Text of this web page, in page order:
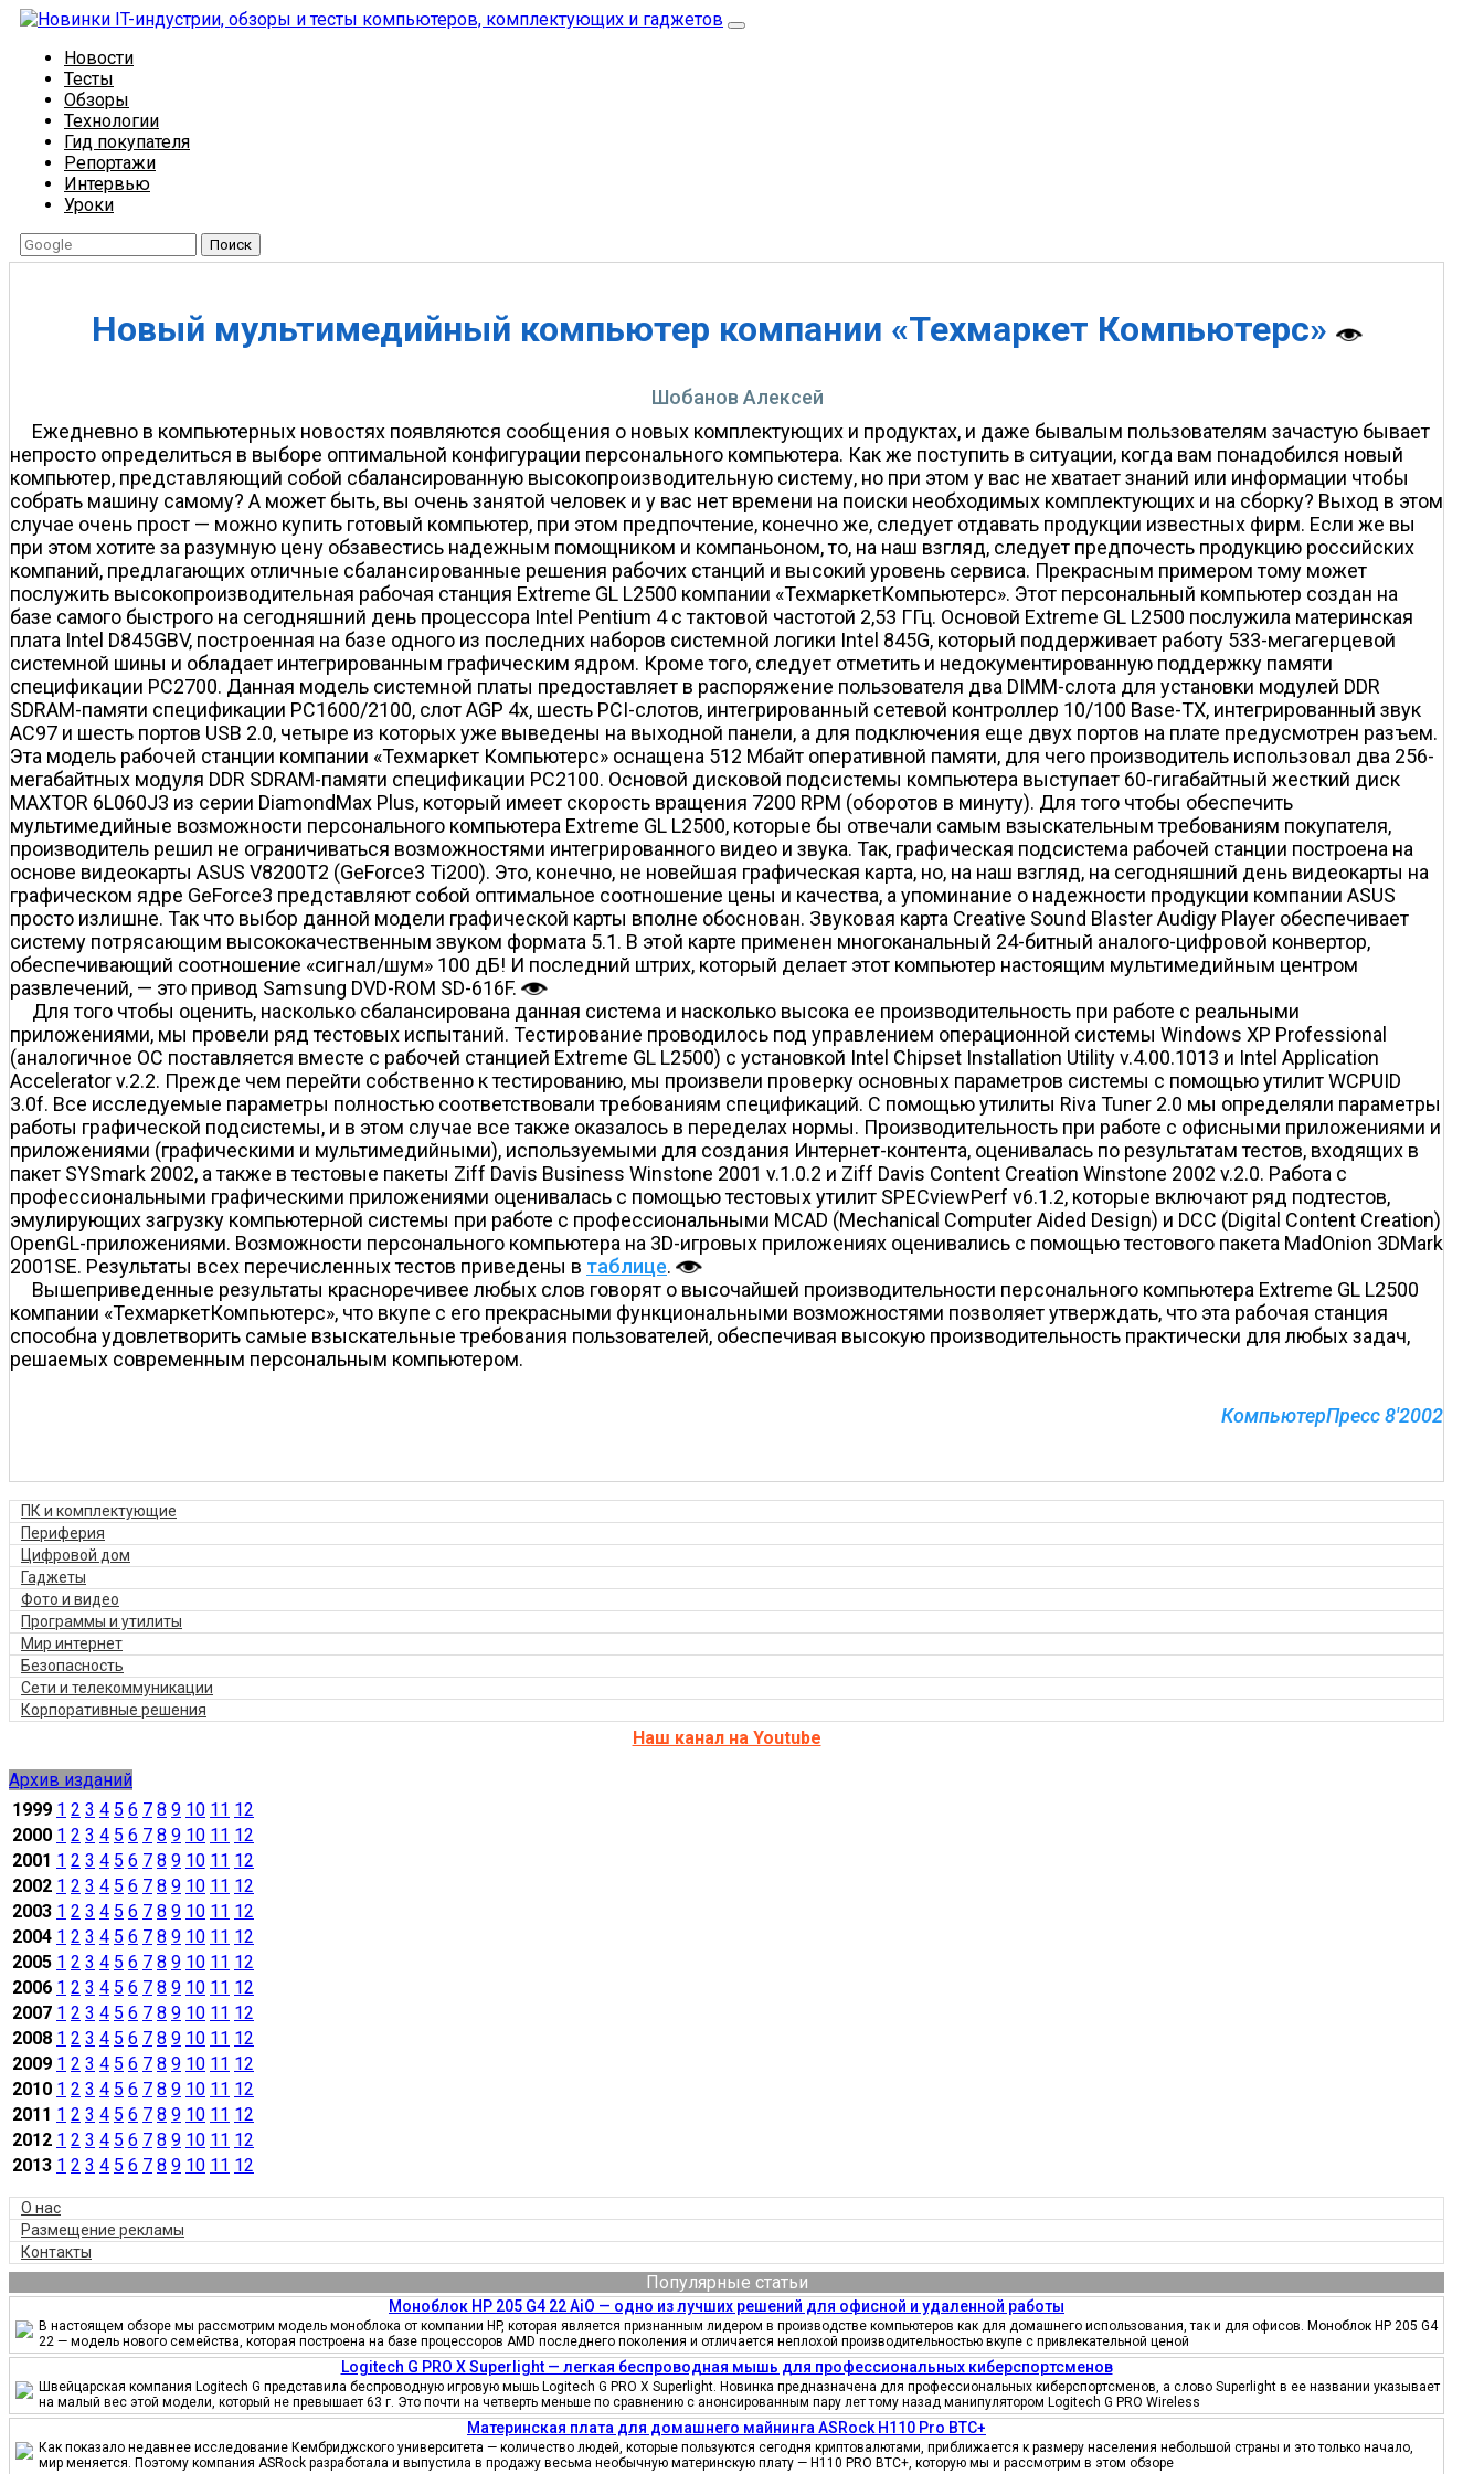
Новости
Тесты
Обзоры
Технологии
Гид покупателя
Репортажи
Интервью
Уроки
Поиск
Новый мультимедийный компьютер компании «Техмаркет Компьютерс»
Шобанов Алексей
Ежедневно в компьютерных новостях появляются сообщения о новых комплектующих и продуктах, и даже бывалым пользователям зачастую бывает
непросто определиться в выборе оптимальной конфигурации персонального компьютера. Как же поступить в ситуации, когда вам понадобился новый
компьютер, представляющий собой сбалансированную высокопроизводительную систему, но при этом у вас не хватает знаний или информации чтобы
собрать машину самому? А может быть, вы очень занятой человек и у вас нет времени на поиски необходимых комплектующих и на сборку? Выход в этом
случае очень прост — можно купить готовый компьютер, при этом предпочтение, конечно же, следует отдавать продукции известных фирм. Если же вы
при этом хотите за разумную цену обзавестись надежным помощником и компаньоном, то, на наш взгляд, следует предпочесть продукцию российских
компаний, предлагающих отличные сбалансированные решения рабочих станций и высокий уровень сервиса. Прекрасным примером тому может
послужить высокопроизводительная рабочая станция Extreme GL L2500 компании «ТехмаркетКомпьютерс». Этот персональный компьютер создан на
базе самого быстрого на сегодняшний день процессора Intel Pentium 4 с тактовой частотой 2,53 ГГц. Основой Extreme GL L2500 послужила материнская
плата Intel D845GBV, построенная на базе одного из последних наборов системной логики Intel 845G, который поддерживает работу 533-мегагерцевой
системной шины и обладает интегрированным графическим ядром. Кроме того, следует отметить и недокументированную поддержку памяти
спецификации PC2700. Данная модель системной платы предоставляет в распоряжение пользователя два DIMM-слота для установки модулей DDR
SDRAM-памяти спецификации PC1600/2100, слот AGP 4x, шесть PCI-слотов, интегрированный сетевой контроллер 10/100 Base-TX, интегрированный звук
AC97 и шесть портов USB 2.0, четыре из которых уже выведены на выходной панели, а для подключения еще двух портов на плате предусмотрен разъем.
Эта модель рабочей станции компании «Техмаркет Компьютерс» оснащена 512 Мбайт оперативной памяти, для чего производитель использовал два 256-
мегабайтных модуля DDR SDRAM-памяти спецификации PC2100. Основой дисковой подсистемы компьютера выступает 60-гигабайтный жесткий диск
MAXTOR 6L060J3 из серии DiamondMax Plus, который имеет скорость вращения 7200 RPM (оборотов в минуту). Для того чтобы обеспечить
мультимедийные возможности персонального компьютера Extreme GL L2500, которые бы отвечали самым взыскательным требованиям покупателя,
производитель решил не ограничиваться возможностями интегрированного видео и звука. Так, графическая подсистема рабочей станции построена на
основе видеокарты ASUS V8200T2 (GeForce3 Ti200). Это, конечно, не новейшая графическая карта, но, на наш взгляд, на сегодняшний день видеокарты на
графическом ядре GeForce3 представляют собой оптимальное соотношение цены и качества, а упоминание о надежности продукции компании ASUS
просто излишне. Так что выбор данной модели графической карты вполне обоснован. Звуковая карта Creative Sound Blaster Audigy Player обеспечивает
систему потрясающим высококачественным звуком формата 5.1. В этой карте применен многоканальный 24-битный аналого-цифровой конвертор,
обеспечивающий соотношение «сигнал/шум» 100 дБ! И последний штрих, который делает этот компьютер настоящим мультимедийным центром
развлечений, — это привод Samsung DVD-ROM SD-616F.
Для того чтобы оценить, насколько сбалансирована данная система и насколько высока ее производительность при работе с реальными
приложениями, мы провели ряд тестовых испытаний. Тестирование проводилось под управлением операционной системы Windows XP Professional
(аналогичное ОС поставляется вместе с рабочей станцией Extreme GL L2500) с установкой Intel Chipset Installation Utility v.4.00.1013 и Intel Application
Accelerator v.2.2. Прежде чем перейти собственно к тестированию, мы произвели проверку основных параметров системы с помощью утилит WCPUID
3.0f. Все исследуемые параметры полностью соответствовали требованиям спецификаций. С помощью утилиты Riva Tuner 2.0 мы определяли параметры
работы графической подсистемы, и в этом случае все также оказалось в переделах нормы. Производительность при работе с офисными приложениями и
приложениями (графическими и мультимедийными), используемыми для создания Интернет-контента, оценивалась по результатам тестов, входящих в
пакет SYSmark 2002, а также в тестовые пакеты Ziff Davis Business Winstone 2001 v.1.0.2 и Ziff Davis Content Creation Winstone 2002 v.2.0. Работа с
профессиональными графическими приложениями оценивалась с помощью тестовых утилит SPECviewPerf v6.1.2, которые включают ряд подтестов,
эмулирующих загрузку компьютерной системы при работе с профессиональными MCAD (Mechanical Computer Aided Design) и DCC (Digital Content Creation)
OpenGL-приложениями. Возможности персонального компьютера на 3D-игровых приложениях оценивались с помощью тестового пакета MadOnion 3DMark
2001SE. Результаты всех перечисленных тестов приведены в таблице.
Вышеприведенные результаты красноречивее любых слов говорят о высочайшей производительности персонального компьютера Extreme GL L2500
компании «ТехмаркетКомпьютерс», что вкупе с его прекрасными функциональными возможностями позволяет утверждать, что эта рабочая станция
способна удовлетворить самые взыскательные требования пользователей, обеспечивая высокую производительность практически для любых задач,
решаемых современным персональным компьютером.
КомпьютерПресс 8'2002
ПК и комплектующие
Периферия
Цифровой дом
Гаджеты
Фото и видео
Программы и утилиты
Мир интернет
Безопасность
Сети и телекоммуникации
Корпоративные решения
Наш канал на Youtube
Архив изданий
1999 1 2 3 4 5 6 7 8 9 10 11 12
2000 1 2 3 4 5 6 7 8 9 10 11 12
2001 1 2 3 4 5 6 7 8 9 10 11 12
2002 1 2 3 4 5 6 7 8 9 10 11 12
2003 1 2 3 4 5 6 7 8 9 10 11 12
2004 1 2 3 4 5 6 7 8 9 10 11 12
2005 1 2 3 4 5 6 7 8 9 10 11 12
2006 1 2 3 4 5 6 7 8 9 10 11 12
2007 1 2 3 4 5 6 7 8 9 10 11 12
2008 1 2 3 4 5 6 7 8 9 10 11 12
2009 1 2 3 4 5 6 7 8 9 10 11 12
2010 1 2 3 4 5 6 7 8 9 10 11 12
2011 1 2 3 4 5 6 7 8 9 10 11 12
2012 1 2 3 4 5 6 7 8 9 10 11 12
2013 1 2 3 4 5 6 7 8 9 10 11 12
О нас
Размещение рекламы
Контакты
Популярные статьи
Моноблок HP 205 G4 22 AiO — одно из лучших решений для офисной и удаленной работы
В настоящем обзоре мы рассмотрим модель моноблока от компании HP, которая является признанным лидером в производстве компьютеров как для домашнего использования, так и для офисов. Моноблок HP 205 G4
22 — модель нового семейства, которая построена на базе процессоров AMD последнего поколения и отличается неплохой производительностью вкупе с привлекательной ценой
Logitech G PRO X Superlight — легкая беспроводная мышь для профессиональных киберспортсменов
Швейцарская компания Logitech G представила беспроводную игровую мышь Logitech G PRO X Superlight. Новинка предназначена для профессиональных киберспортсменов, а слово Superlight в ее названии указывает
на малый вес этой модели, который не превышает 63 г. Это почти на четверть меньше по сравнению с анонсированным пару лет тому назад манипулятором Logitech G PRO Wireless
Материнская плата для домашнего майнинга ASRock H110 Pro BTC+
Как показало недавнее исследование Кембриджского университета — количество людей, которые пользуются сегодня криптовалютами, приближается к размеру населения небольшой страны и это только начало,
мир меняется. Поэтому компания ASRock разработала и выпустила в продажу весьма необычную материнскую плату — H110 PRO BTC+, которую мы и рассмотрим в этом обзоре